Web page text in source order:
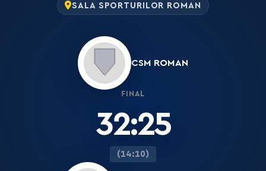
SALA SPORTURILOR ROMAN
CSM ROMAN
FINAL
32:25
(14:10)